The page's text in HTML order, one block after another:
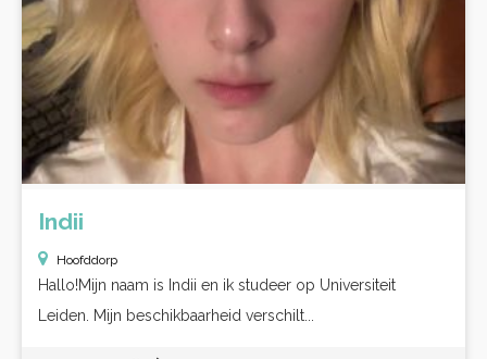
Indii
Hoofddorp
Hallo!Mijn naam is Indii en ik studeer op Universiteit
Leiden. Mijn beschikbaarheid verschilt...